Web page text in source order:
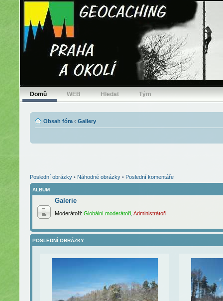
Domů WEB Hledat Tým
Obsah fóra ‹ Gallery
Poslední obrázky • Náhodné obrázky • Poslední komentáře
ALBUM
Galerie
Moderátoři: Globální moderátoři Administrátoři
POSLEDNÍ OBRÁZKY